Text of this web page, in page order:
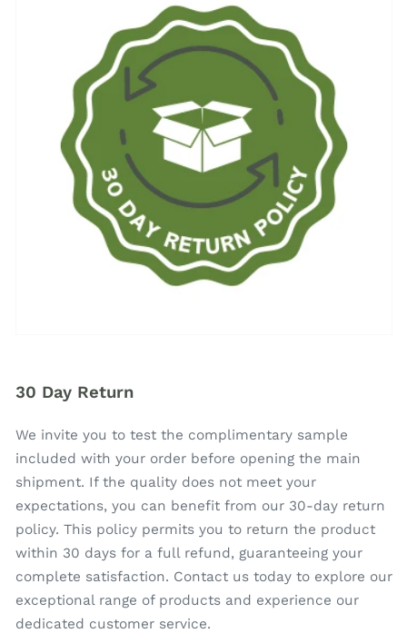
30 Day Return
We invite you to test the complimentary sample
included with your order before opening the main
shipment. If the quality does not meet your
expectations, you can benefit from our 30-day return
policy. This policy permits you to return the product
within 30 days for a full refund, guaranteeing your
complete satisfaction. Contact us today to explore our
exceptional range of products and experience our
dedicated customer service.